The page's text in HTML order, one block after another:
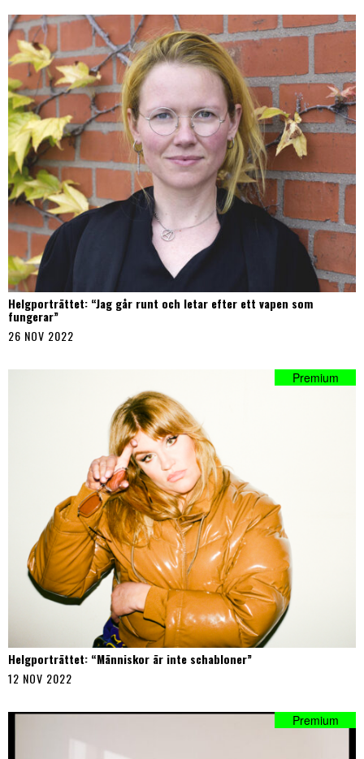
Helgporträttet: “Jag går runt och letar efter ett vapen som
fungerar”
26 NOV 2022
Helgporträttet: “Människor är inte schabloner”
12 NOV 2022